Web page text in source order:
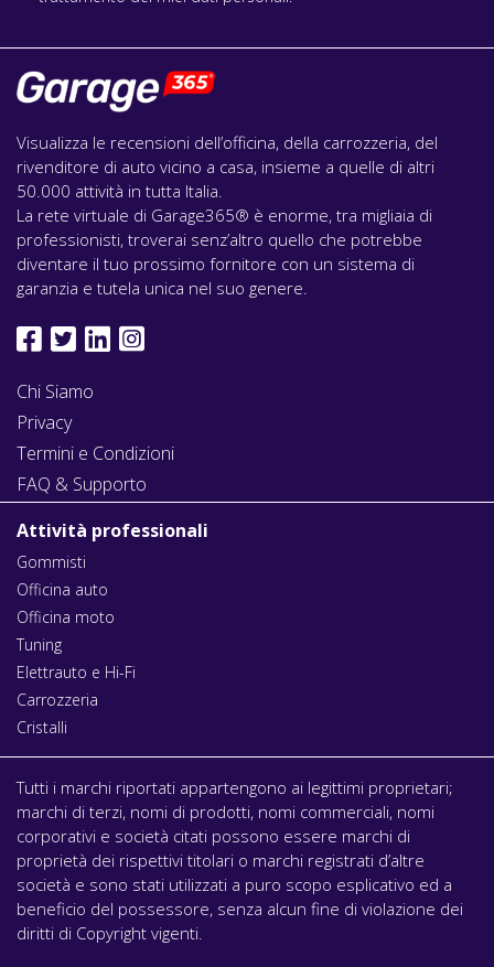
Visualizza le recensioni dell’officina, della carrozzeria, del
rivenditore di auto vicino a casa, insieme a quelle di altri
50.000 attività in tutta Italia.
La rete virtuale di Garage365® è enorme, tra migliaia di
professionisti, troverai senz’altro quello che potrebbe
diventare il tuo prossimo fornitore con un sistema di
garanzia e tutela unica nel suo genere.
Chi Siamo
Privacy
Termini e Condizioni
FAQ & Supporto
Attività professionali
Gommisti
Officina auto
Officina moto
Tuning
Elettrauto e Hi-Fi
Carrozzeria
Cristalli
Tutti i marchi riportati appartengono ai legittimi proprietari;
marchi di terzi, nomi di prodotti, nomi commerciali, nomi
corporativi e società citati possono essere marchi di
proprietà dei rispettivi titolari o marchi registrati d’altre
società e sono stati utilizzati a puro scopo esplicativo ed a
beneficio del possessore, senza alcun fine di violazione dei
diritti di Copyright vigenti.